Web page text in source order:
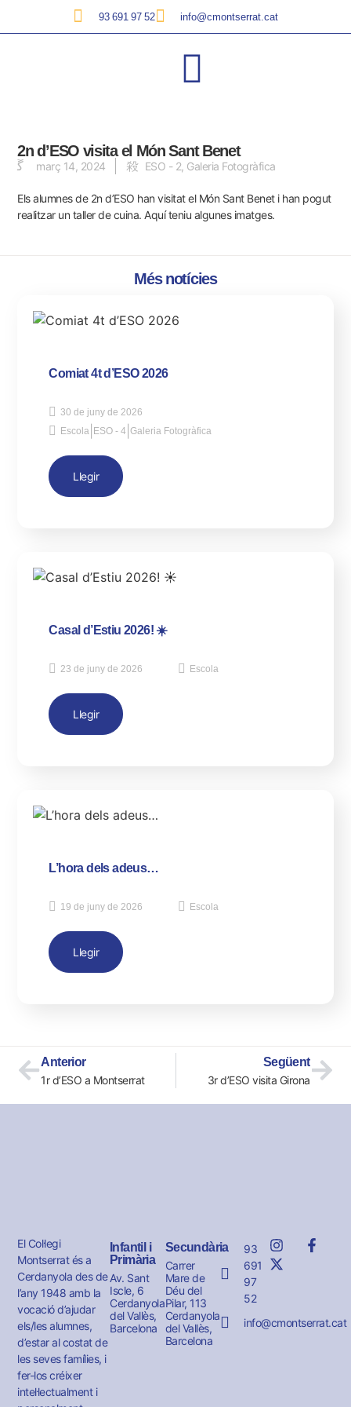
93 691 97 52 info@cmontserrat.cat
2n d’ESO visita el Món Sant Benet
març 14, 2024 ESO - 2 Galeria Fotogràfica
Els alumnes de 2n d’ESO han visitat el Món Sant Benet i han pogut
realitzar un taller de cuina. Aquí teniu algunes imatges.
Més notícies
Comiat 4t d’ESO 2026
30 de juny de 2026
Escola ESO - 4 |Galeria Fotogràfica
Llegir
Casal d’Estiu 2026! ☀️
23 de juny de 2026 Escola
Llegir
L’hora dels adeus…
19 de juny de 2026 Escola
Llegir
Anterior
1r d’ESO a Montserrat
Següent
3r d’ESO visita Girona
El Col·legi
Montserrat és a
Cerdanyola des de
l’any 1948 amb la
vocació d’ajudar
els/les alumnes,
d’estar al costat de
les seves famílies, i
fer-los créixer
intel·lectualment i
Infantil i
Primària
Av. Sant
Iscle, 6
Cerdanyola
del Vallès,
Barcelona
Secundària
Carrer
Mare de
Déu del
Pilar, 113
Cerdanyola
del Vallès,
Barcelona
93
691
97
52
info@cmontserrat.cat